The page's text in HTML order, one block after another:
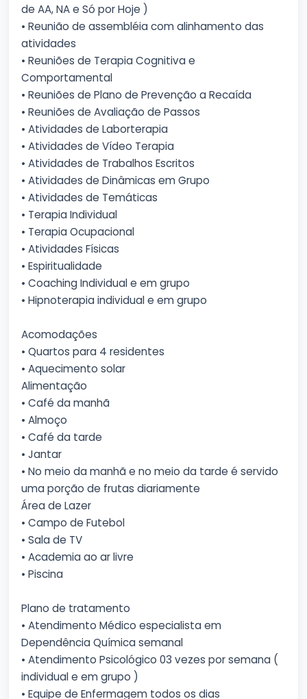
de AA, NA e Só por Hoje )
• Reunião de assembléia com alinhamento das
atividades
• Reuniões de Terapia Cognitiva e
Comportamental
• Reuniões de Plano de Prevenção a Recaída
• Reuniões de Avaliação de Passos
• Atividades de Laborterapia
• Atividades de Vídeo Terapia
• Atividades de Trabalhos Escritos
• Atividades de Dinâmicas em Grupo
• Atividades de Temáticas
• Terapia Individual
• Terapia Ocupacional
• Atividades Físicas
• Espiritualidade
• Coaching Individual e em grupo
• Hipnoterapia individual e em grupo
Acomodações
• Quartos para 4 residentes
• Aquecimento solar
Alimentação
• Café da manhã
• Almoço
• Café da tarde
• Jantar
• No meio da manhã e no meio da tarde é servido
uma porção de frutas diariamente
Área de Lazer
• Campo de Futebol
• Sala de TV
• Academia ao ar livre
• Piscina
Plano de tratamento
• Atendimento Médico especialista em
Dependência Química semanal
• Atendimento Psicológico 03 vezes por semana (
individual e em grupo )
• Equipe de Enfermagem todos os dias